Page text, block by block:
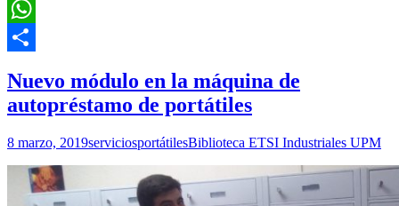
Twitter
WhatsApp
Nuevo módulo en la máquina de
autopréstamo de portátiles
8 marzo, 2019serviciosportátilesBiblioteca ETSI Industriales UPM